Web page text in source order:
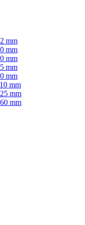
mm
mm
mm
mm
mm
mm
mm
mm